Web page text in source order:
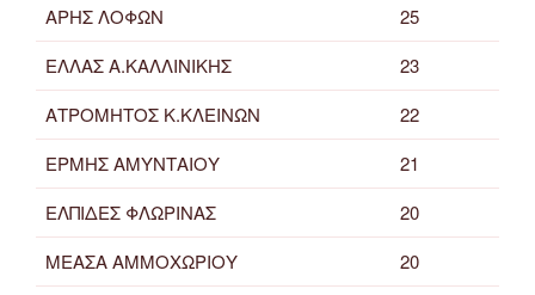
ΑΡΗΣ ΛΟΦΩΝ
25
ΕΛΛΑΣ Α.ΚΑΛΛΙΝΙΚΗΣ
23
ΑΤΡΟΜΗΤΟΣ Κ.ΚΛΕΙΝΩΝ
22
ΕΡΜΗΣ ΑΜΥΝΤΑΙΟΥ
21
ΕΛΠΙΔΕΣ ΦΛΩΡΙΝΑΣ
20
ΜΕΑΣΑ ΑΜΜΟΧΩΡΙΟΥ
20